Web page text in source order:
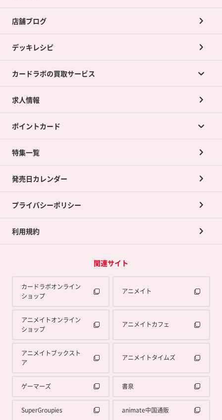
店舗ブログ
デッキレシピ
カードラボの買取サービス
カードラボの買取サービスTOP
店舗買取について
ネット買取について
買取承諾書について
求人情報
ポイントカード
ポイントカードTOP
ポイント交換景品
特集一覧
発売日カレンダー
プライバシーポリシー
利用規約
関連サイト
カードラボオンライン
ショップ
アニメイト
アニメイトオンライン
ショップ
アニメイトカフェ
アニメイトブックスト
ア
アニメイトタイムズ
ゲーマーズ 書泉
SuperGroupies animate中国通販